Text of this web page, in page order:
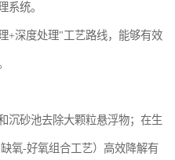
系统。
+深度处理"工艺路线，能够有效
沉砂池去除大颗粒悬浮物；在生
氧-好氧组合工艺）高效降解有